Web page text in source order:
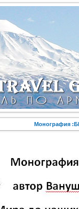
Монография